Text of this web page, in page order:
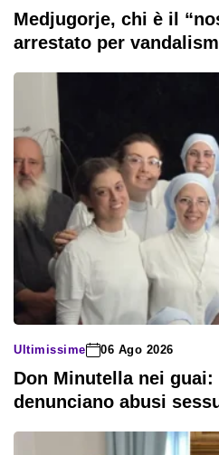
Medjugorje, chi è il
arrestato per
Ultimissime 06 Ago 2026
Don Minutella nei guai:
denunciano abusi